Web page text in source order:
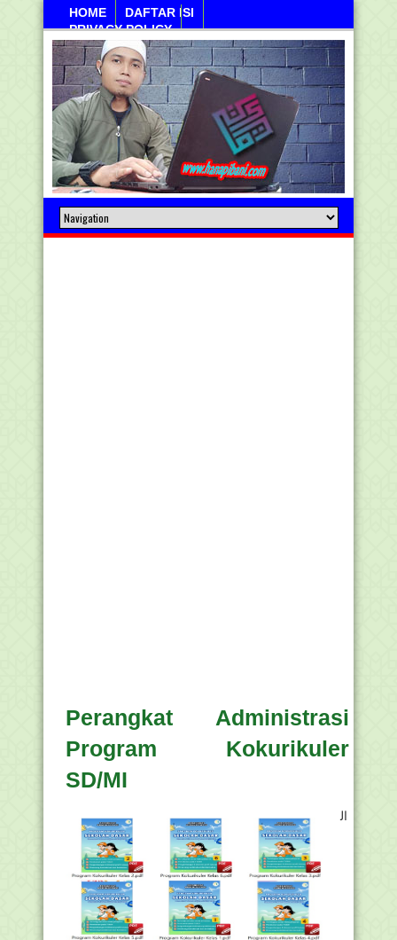
HOME
DAFTAR ISI
PRIVACY POLICY
Sanayan, 10 Agustus 2026
Perangkat Administrasi
Program Kokurikuler
SD/MI
ال